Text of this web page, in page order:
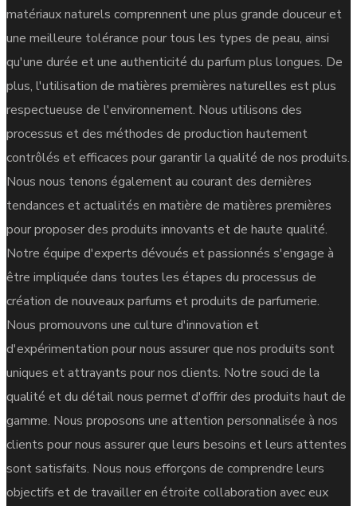
matériaux naturels comprennent une plus grande douceur et
une meilleure tolérance pour tous les types de peau, ainsi
qu'une durée et une authenticité du parfum plus longues. De
plus, l'utilisation de matières premières naturelles est plus
respectueuse de l'environnement. Nous utilisons des
processus et des méthodes de production hautement
contrôlés et efficaces pour garantir la qualité de nos produits.
Nous nous tenons également au courant des dernières
tendances et actualités en matière de matières premières
pour proposer des produits innovants et de haute qualité.
Notre équipe d'experts dévoués et passionnés s'engage à
être impliquée dans toutes les étapes du processus de
création de nouveaux parfums et produits de parfumerie.
Nous promouvons une culture d'innovation et
d'expérimentation pour nous assurer que nos produits sont
uniques et attrayants pour nos clients. Notre souci de la
qualité et du détail nous permet d'offrir des produits haut de
gamme. Nous proposons une attention personnalisée à nos
clients pour nous assurer que leurs besoins et leurs attentes
sont satisfaits. Nous nous efforçons de comprendre leurs
objectifs et de travailler en étroite collaboration avec eux